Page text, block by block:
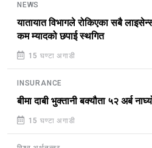
NEWS
यातायात विभागले रोकिएका सबै
कम म्यादको छपाई स्थगित
15 घण्टा अगाडी
INSURANCE
बीमा दाबी भुक्तानी बक्यौता ५२ अर्ब
15 घण्टा अगाडी